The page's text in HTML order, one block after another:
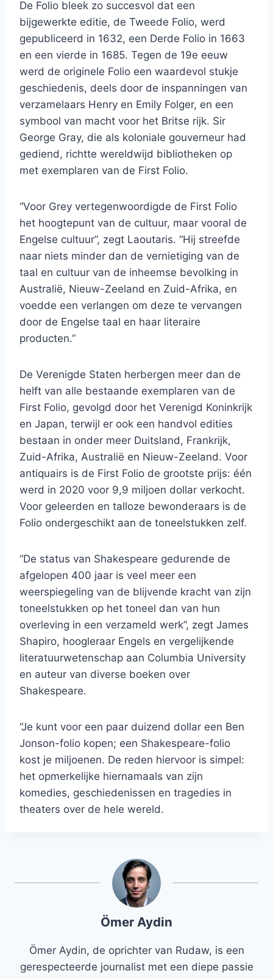
De Folio bleek zo succesvol dat een
bijgewerkte editie, de Tweede Folio, werd
gepubliceerd in 1632, een Derde Folio in 1663
en een vierde in 1685. Tegen de 19e eeuw
werd de originele Folio een waardevol stukje
geschiedenis, deels door de inspanningen van
verzamelaars Henry en Emily Folger, en een
symbool van macht voor het Britse rijk. Sir
George Gray, die als koloniale gouverneur had
gediend, richtte wereldwijd bibliotheken op
met exemplaren van de First Folio.
“Voor Grey vertegenwoordigde de First Folio
het hoogtepunt van de cultuur, maar vooral de
Engelse cultuur”, zegt Laoutaris. “Hij streefde
naar niets minder dan de vernietiging van de
taal en cultuur van de inheemse bevolking in
Australië, Nieuw-Zeeland en Zuid-Afrika, en
voedde een verlangen om deze te vervangen
door de Engelse taal en haar literaire
producten.”
De Verenigde Staten herbergen meer dan de
helft van alle bestaande exemplaren van de
First Folio, gevolgd door het Verenigd Koninkrijk
en Japan, terwijl er ook een handvol edities
bestaan ​​in onder meer Duitsland, Frankrijk,
Zuid-Afrika, Australië en Nieuw-Zeeland. Voor
antiquairs is de First Folio de grootste prijs: één
werd in 2020 voor 9,9 miljoen dollar verkocht.
Voor geleerden en talloze bewonderaars is de
Folio ondergeschikt aan de toneelstukken zelf.
“De status van Shakespeare gedurende de
afgelopen 400 jaar is veel meer een
weerspiegeling van de blijvende kracht van zijn
toneelstukken op het toneel dan van hun
overleving in een verzameld werk”, zegt James
Shapiro, hoogleraar Engels en vergelijkende
literatuurwetenschap aan Columbia University
en auteur van diverse boeken over
Shakespeare.
“Je kunt voor een paar duizend dollar een Ben
Jonson-folio kopen; een Shakespeare-folio
kost je miljoenen. De reden hiervoor is simpel:
het opmerkelijke hiernamaals van zijn
komedies, geschiedenissen en tragedies in
theaters over de hele wereld.
Ömer Aydin
Ömer Aydin, de oprichter van Rudaw, is een
gerespecteerde journalist met een diepe passie